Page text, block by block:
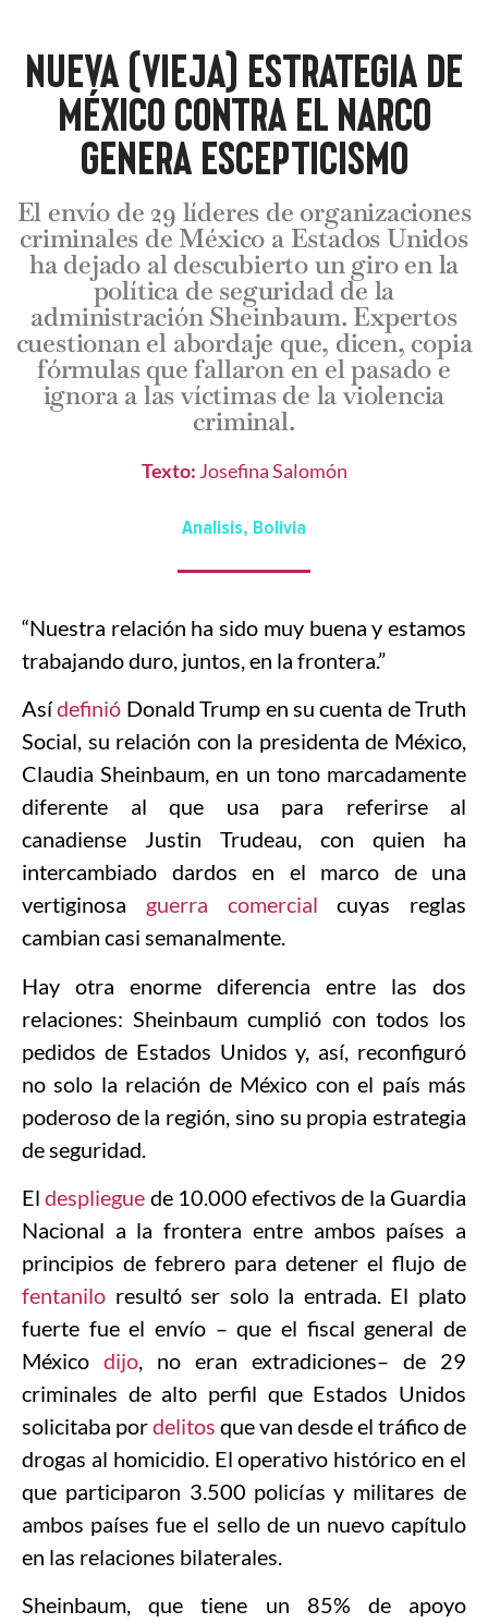
NUEVA (VIEJA) ESTRATEGIA DE
MÉXICO CONTRA EL NARCO
GENERA ESCEPTICISMO
El envío de 29 líderes de organizaciones
criminales de México a Estados Unidos
ha dejado al descubierto un giro en la
política de seguridad de la
administración Sheinbaum. Expertos
cuestionan el abordaje que, dicen, copia
fórmulas que fallaron en el pasado e
ignora a las víctimas de la violencia
criminal.
Texto: Josefina Salomón
Analisis, Bolivia
“Nuestra relación ha sido muy buena y estamos
trabajando duro, juntos, en la frontera.”
Asídefinió Donald Trump en su cuenta de Truth
Social, su relación con la presidenta de México,
Claudia Sheinbaum, en un tono marcadamente
diferente al que usa para referirse al
canadiense Justin Trudeau, con quien ha
intercambiado dardos en el marco de una
vertiginosa guerra comercial cuyas reglas
cambian casi semanalmente.
Hay otra enorme diferencia entre las dos
relaciones: Sheinbaum cumplió con todos los
pedidos de Estados Unidos y, así, reconfiguró
no solo la relación de México con el país más
poderoso de la región, sino su propia estrategia
de seguridad.
Eldespliegue de 10.000 efectivos de la Guardia
Nacional a la frontera entre ambos países a
principios de febrero para detener el flujo de
fentanilo resultó ser solo la entrada. El plato
fuerte fue el envío – que el fiscal general de
México dijo, no eran extradiciones– de 29
criminales de alto perfil que Estados Unidos
solicitaba pordelitos que van desde el tráfico de
drogas al homicidio. El operativo histórico en el
que participaron 3.500 policías y militares de
ambos países fue el sello de un nuevo capítulo
en las relaciones bilaterales.
Sheinbaum, que tiene un 85% de apoyo